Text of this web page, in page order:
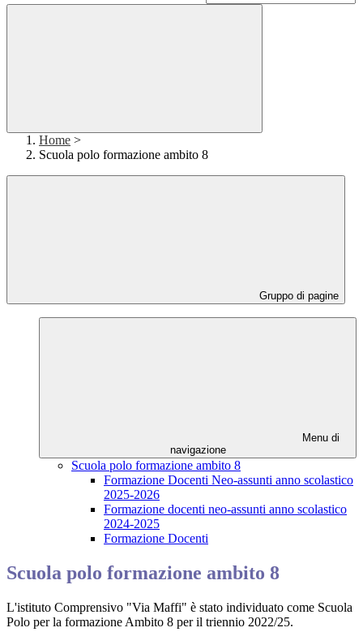
Home >
Scuola polo formazione ambito 8
Gruppo di pagine
Menu di
navigazione
Scuola polo formazione ambito 8
Formazione Docenti Neo-assunti anno scolastico
2025-2026
Formazione docenti neo-assunti anno scolastico
2024-2025
Formazione Docenti
Scuola polo formazione ambito 8
L'istituto Comprensivo "Via Maffi" è stato individuato come Scuola
Polo per la formazione Ambito 8 per il triennio 2022/25.